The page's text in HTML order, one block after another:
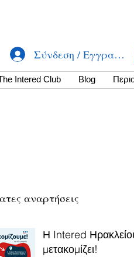
Σύνδεση / Εγγραφή
Intered Club Βlog
αναρτήσεις
Η Intered
μετακομίζει!